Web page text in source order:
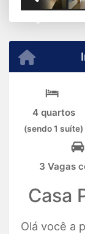
4 quartos
(sendo 1 suíte)
3 Vagas
Casa
Olá você a